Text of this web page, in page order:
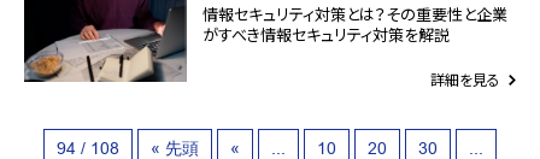
情報セキュリティ対策とは？その重要性と企業
がすべき情報セキュリティ対策を解説
詳細を見る
94 / 108 « 先頭 « 10 20 30